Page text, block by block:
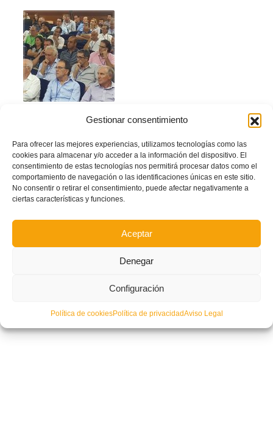
Gestionar consentimiento
Para ofrecer las mejores experiencias, utilizamos tecnologías como las
cookies para almacenar y/o acceder a la información del dispositivo. El
consentimiento de estas tecnologías nos permitirá procesar datos como el
comportamiento de navegación o las identificaciones únicas en este sitio.
No consentir o retirar el consentimiento, puede afectar negativamente a
ciertas características y funciones.
Aceptar
Denegar
Configuración
Política de cookiesPolítica de privacidadAviso Legal
Facebook
TwitterCompartir
ÁRBITROS ATLÉTICO SEDAVÍ CONGRESO
VINALESA